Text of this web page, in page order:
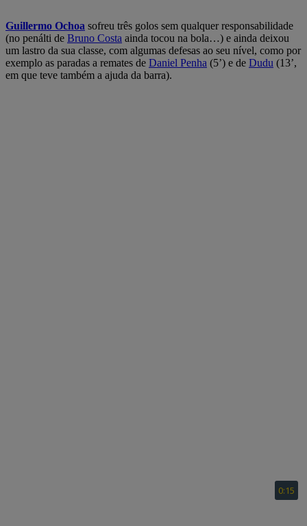
Guillermo Ochoa sofreu três golos sem qualquer responsabilidade
(no penálti de Bruno Costa ainda tocou na bola…) e ainda deixou
um lastro da sua classe, com algumas defesas ao seu nível, como por
exemplo as paradas a remates de Daniel Penha (5’) e de Dudu (13’,
em que teve também a ajuda da barra).